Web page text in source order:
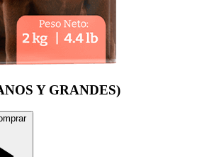
Y GRANDES)